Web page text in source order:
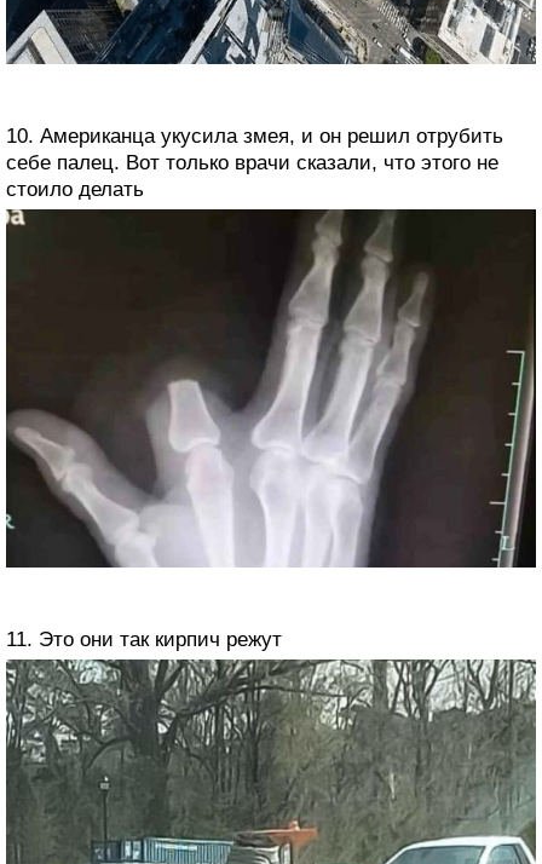
10. Американца укусила змея, и он решил отрубить
себе палец. Вот только врачи сказали, что этого не
стоило делать
11. Это они так кирпич режут